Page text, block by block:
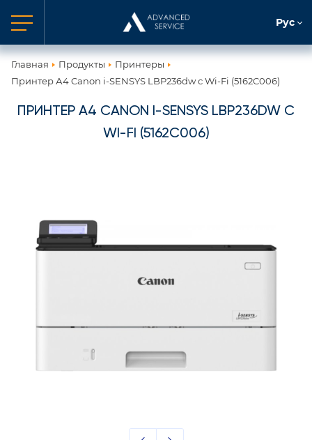
Рус
Главная Продукты
Принтеры
Принтер А4 Canon i-SENSYS LBP236dw с Wi-Fi (5162C006)
ПРИНТЕР А4 CANON I-SENSYS LBP236DW С
WI-FI (5162C006)